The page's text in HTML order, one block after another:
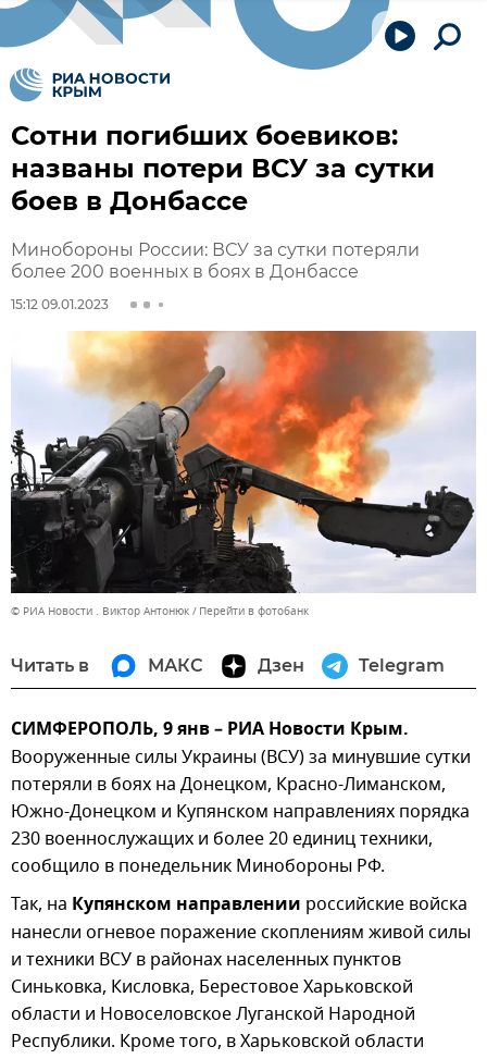
Сотни погибших боевиков:
названы потери ВСУ за сутки
боев в Донбассе
Минобороны России: ВСУ за сутки потеряли
более 200 военных в боях в Донбассе
15:12 09.01.2023
© РИА Новости . Виктор Антонюк Перейти в фотобанк
Читать в МАКС Дзен Telegram
СИМФЕРОПОЛЬ, 9 янв – РИА Новости Крым.
Вооруженные силы Украины (ВСУ) за минувшие сутки
потеряли в боях на Донецком, Красно-Лиманском,
Южно-Донецком и Купянском направлениях порядка
230 военнослужащих и более 20 единиц техники,
сообщило в понедельник Минобороны РФ.
Так, на Купянском направлении российские войска
нанесли огневое поражение скоплениям живой силы
и техники ВСУ в районах населенных пунктов
Синьковка, Кисловка, Берестовое Харьковской
области и Новоселовское Луганской Народной
Республики. Кроме того, в Харьковской области